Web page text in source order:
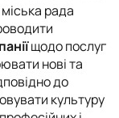
рада
щодо послуг
нові та
до
культуру